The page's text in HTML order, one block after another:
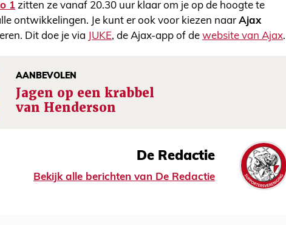
1 zitten ze vanaf 20.30 uur klaar om je op de hoogte te
ontwikkelingen. Je kunt er ook voor kiezen naar Ajax
Dit doe je via JUKE, de Ajax-app of de website van Ajax.
AANBEVOLEN
Jagen op een krabbel
van Henderson
De Redactie
Bekijk alle berichten van De Redactie